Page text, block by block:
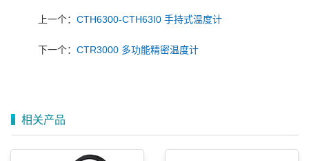
上一个： CTH6300-CTH63I0 手持式温度计
下一个： CTR3000 多功能精密温度计
相关产品